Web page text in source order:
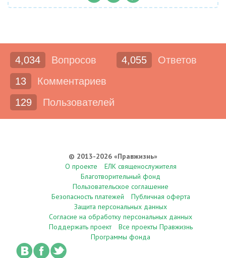
4,034 Вопросов 4,055
Ответов
13
Комментариев
129
Пользователей
© 2013-2026 «Правжизнь»
О проекте
ЕЛК священослужителя
Благотворительный фонд
Пользовательское соглашение
Безопасность платежей
Публичная оферта
Защита персональных данных
Согласие на обработку персональных данных
Поддержать проект
Все проекты Правжизнь
Программы фонда